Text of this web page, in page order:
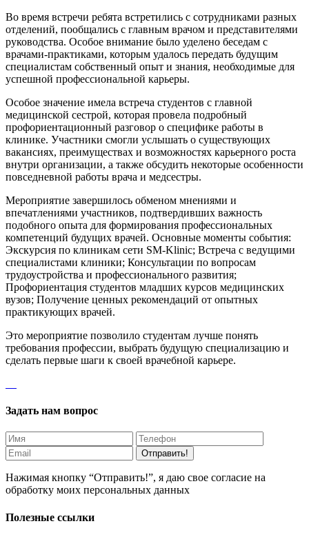
Во время встречи ребята встретились с сотрудниками разных
отделений, пообщались с главным врачом и представителями
руководства. Особое внимание было уделено беседам с
врачами-практиками, которым удалось передать будущим
специалистам собственный опыт и знания, необходимые для
успешной профессиональной карьеры.
Особое значение имела встреча студентов с главной
медицинской сестрой, которая провела подробный
профориентационный разговор о специфике работы в
клинике. Участники смогли услышать о существующих
вакансиях, преимуществах и возможностях карьерного роста
внутри организации, а также обсудить некоторые особенности
повседневной работы врача и медсестры.
Мероприятие завершилось обменом мнениями и
впечатлениями участников, подтвердивших важность
подобного опыта для формирования профессиональных
компетенций будущих врачей. Основные моменты события:
Экскурсия по клиникам сети SM-Klinic; Встреча с ведущими
специалистами клиники; Консультации по вопросам
трудоустройства и профессионального развития;
Профориентация студентов младших курсов медицинских
вузов; Получение ценных рекомендаций от опытных
практикующих врачей.
Это мероприятие позволило студентам лучше понять
требования профессии, выбрать будущую специализацию и
сделать первые шаги к своей врачебной карьере.
Задать нам вопрос
Отправить!
Нажимая кнопку “Отправить!”, я даю свое согласие на
обработку моих персональных данных
Полезные ссылки